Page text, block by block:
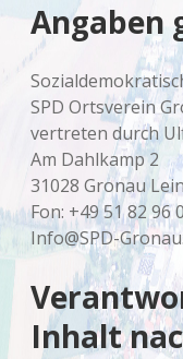
Angaben
SPD Ortsverein
vertreten durch
Am Dahlkamp 2
31028 Gronau
Fon: +49 51 82 96
Info@SPD-
Inhalt